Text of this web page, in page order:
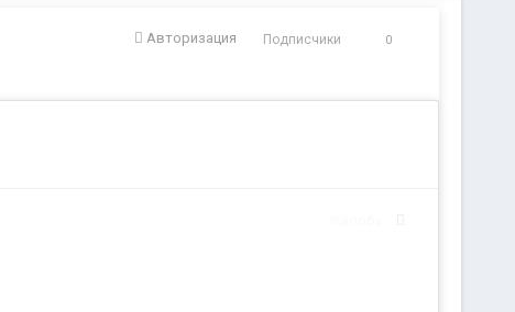
Авторизация Подписчики 0